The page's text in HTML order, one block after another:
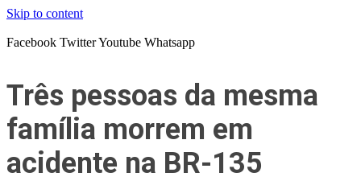
Skip to content
Facebook TwitterYoutube Whatsapp
Três pessoas da mesma
família morrem em
acidente na BR-135